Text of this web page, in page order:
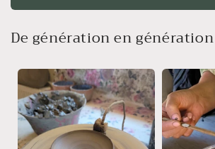
De génération en génération